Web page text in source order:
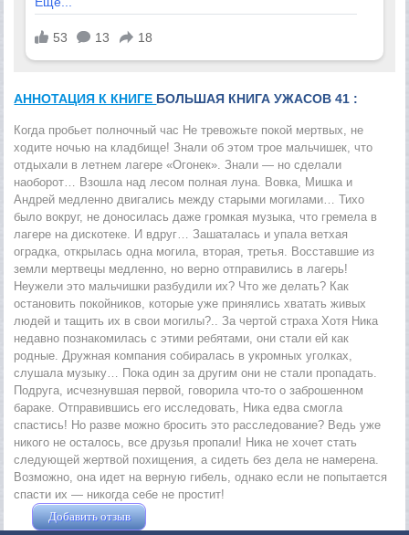
АННОТАЦИЯ К КНИГЕ БОЛЬШАЯ КНИГА УЖАСОВ 41 :
Когда пробьет полночный час Не тревожьте покой мертвых, не
ходите ночью на кладбище! Знали об этом трое мальчишек, что
отдыхали в летнем лагере «Огонек». Знали — но сделали
наоборот… Взошла над лесом полная луна. Вовка, Мишка и
Андрей медленно двигались между старыми могилами… Тихо
было вокруг, не доносилась даже громкая музыка, что гремела в
лагере на дискотеке. И вдруг… Зашаталась и упала ветхая
оградка, открылась одна могила, вторая, третья. Восставшие из
земли мертвецы медленно, но верно отправились в лагерь!
Неужели это мальчишки разбудили их? Что же делать? Как
остановить покойников, которые уже принялись хватать живых
людей и тащить их в свои могилы?.. За чертой страха Хотя Ника
недавно познакомилась с этими ребятами, они стали ей как
родные. Дружная компания собиралась в укромных уголках,
слушала музыку… Пока один за другим они не стали пропадать.
Подруга, исчезнувшая первой, говорила что-то о заброшенном
бараке. Отправившись его исследовать, Ника едва смогла
спастись! Но разве можно бросить это расследование? Ведь уже
никого не осталось, все друзья пропали! Ника не хочет стать
следующей жертвой похищения, а сидеть без дела не намерена.
Возможно, она идет на верную гибель, однако если не попытается
спасти их — никогда себе не простит!
Добавить отзыв